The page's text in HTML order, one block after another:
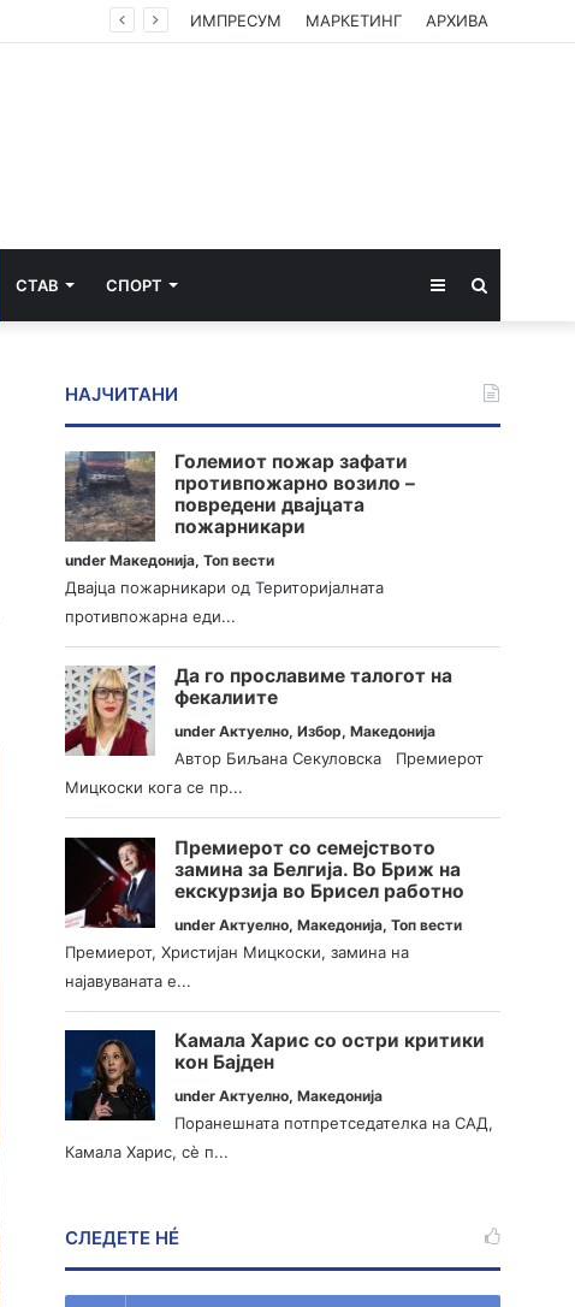
ИМПРЕСУМ МАРКЕТИНГ АРХИВА
СТАВ СПОРТ Sidebar
НАЈЧИТАНИ
Големиот пожар зафати
противпожарно возило –
повредени двајцата
пожарникари
underМакедонија,Топ вести
Двајца пожарникари од Територијалната
противпожарна еди...
Да го прославиме талогот на
фекалиите
underАктуелно,Избор,Македонија
Автор Биљана Секуловска Премиерот
Мицкоски кога се пр...
Премиерот со семејството
замина за Белгија. Во Бриж на
екскурзија во Брисел работно
underАктуелно,Македонија,Топ вести
Премиерот, Христијан Мицкоски, замина на
најавуваната е...
Камала Харис со остри критики
кон Бајден
underАктуелно,Македонија
Поранешната потпретседателка на САД,
Камала Харис, сè п...
СЛЕДЕТЕ НÉ